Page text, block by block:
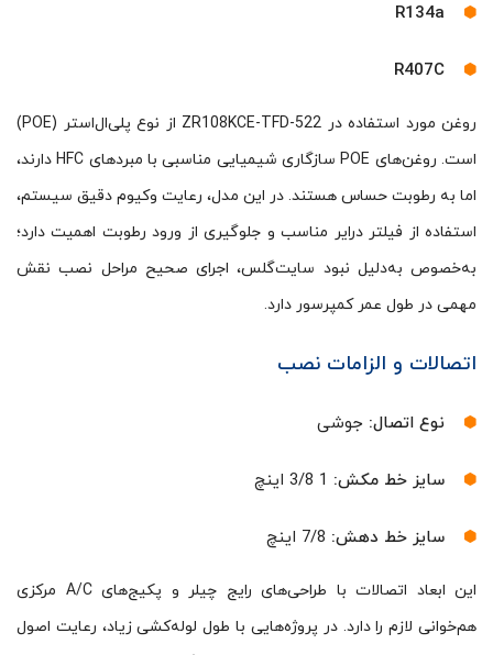
R134a
R407C
روغن مورد استفاده در ZR108KCE-TFD-522 از نوع پلی‌ال‌استر (POE)
است. روغن‌های POE سازگاری شیمیایی مناسبی با مبردهای HFC دارند،
اما به رطوبت حساس هستند. در این مدل، رعایت وکیوم دقیق سیستم،
استفاده از فیلتر درایر مناسب و جلوگیری از ورود رطوبت اهمیت دارد؛
به‌خصوص به‌دلیل نبود سایت‌گلس، اجرای صحیح مراحل نصب نقش
مهمی در طول عمر کمپرسور دارد.
اتصالات و الزامات نصب
نوع اتصال: جوشی
سایز خط مکش:
سایز خط دهش:
این ابعاد اتصالات با طراحی‌های رایج چیلر و پکیج‌های A/C مرکزی
هم‌خوانی لازم را دارد. در پروژه‌هایی با طول لوله‌کشی زیاد، رعایت اصول